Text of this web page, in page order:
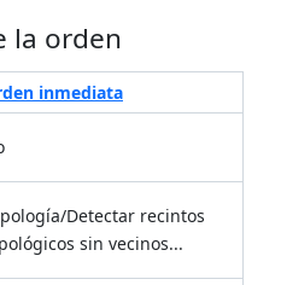
la orden
inmediata
Detectar recintos
sin vecinos...